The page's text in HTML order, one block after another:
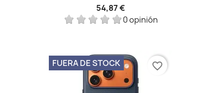
54,87 €
0 opinión
FUERA DE STOCK favorite_border